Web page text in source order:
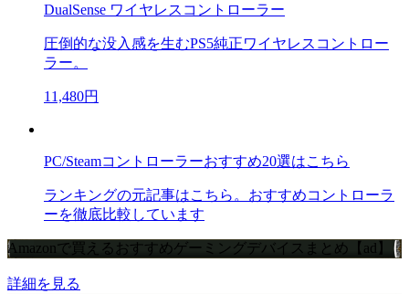
DualSense ワイヤレスコントローラー
圧倒的な没入感を生むPS5純正ワイヤレスコントロー
ラー。
11,480円
PC/Steamコントローラーおすすめ20選はこちら
ランキングの元記事はこちら。おすすめコントローラ
ーを徹底比較しています
Amazonで買えるおすすめゲーミングデバイスまとめ【ad】
詳細を見る